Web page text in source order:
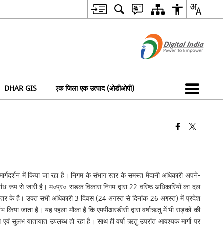
DHAR GIS एक जिला एक उत्पाद (ओडीओपी)
में किया जा रहा है। निगम के संभाग स्तर के समस्त मैदानी अधिकारी अपने-
रूप से जारी है। म०प्र० सड़क विकास निगम द्वारा 22 वरिष्ठ अधिकारियों का दल
स्तर के है। उक्त सभी अधिकारी 3 दिवस (24 अगस्त से दिनांक 26 अगस्त) में प्रदेश
जाता है। यह पहला मौका है कि एमपीआरडीसी द्वारा वर्षाऋतु में भी सड़कों की
सुलभ यातायात उपलब्ध हो रहा है। साथ ही वर्षा ऋतु उपरांत आवश्यक मार्गो पर